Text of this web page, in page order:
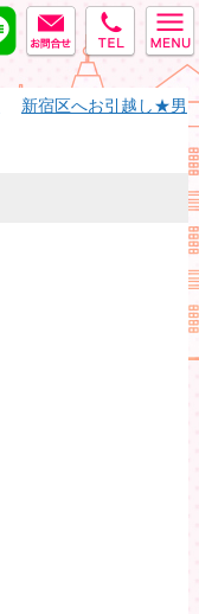
tel
MAIL
LINE
新宿区へお引越し★男